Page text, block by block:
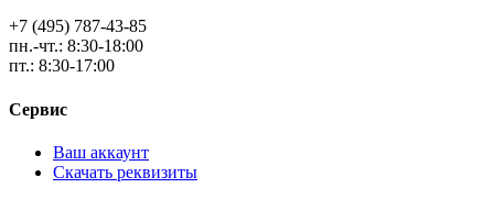
+7 (495) 787-43-85
пн.-чт.: 8:30-18:00
пт.: 8:30-17:00
Сервис
Ваш аккаунт
Скачать реквизиты